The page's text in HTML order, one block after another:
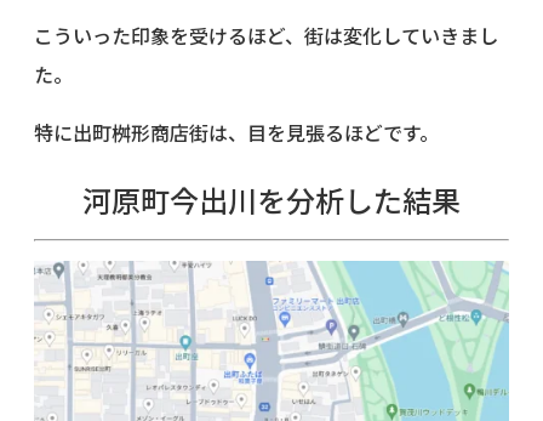
こういった印象を受けるほど、街は変化していきまし
た。
特に出町桝形商店街は、目を見張るほどです。
河原町今出川を分析した結果